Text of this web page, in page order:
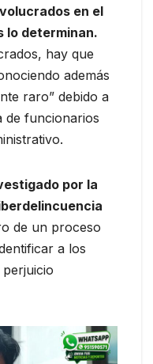
en el
lo determinan.
hay que
además
raro” debido a
de funcionarios
por la
de un proceso
a los